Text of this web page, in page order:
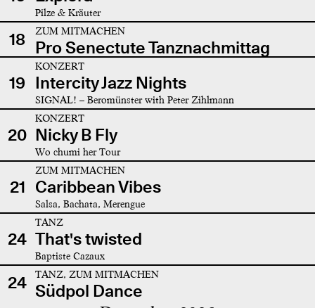
Pilze & Kräuter
18 ZUM MITMACHEN
Pro Senectute Tanznachmittag
19
KONZERT
Intercity Jazz Nights
SIGNAL! – Beromünster with Peter Zihlmann
20
KONZERT
Nicky B Fly
Wo chumi her Tour
21
ZUM MITMACHEN
Caribbean Vibes
Salsa, Bachata, Merengue
24
TANZ
That's twisted
Baptiste Cazaux
24 TANZ, ZUM MITMACHEN
Südpol Dance